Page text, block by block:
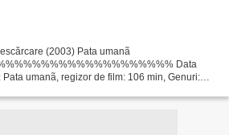
(2003) Pata umanã
Data
umanã, regizor de film: 106 min, Genuri: